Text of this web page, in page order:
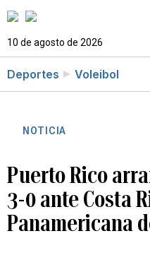
10 de agosto de 2026
Deportes Voleibol
NOTICIA
Puerto Rico
3-0 ante Costa
Panamericana